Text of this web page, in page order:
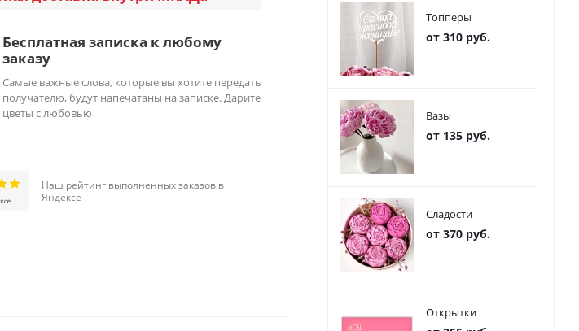
Бесплатная записка к любому
заказу
Самые важные слова, которые вы хотите передать
получателю, будут напечатаны на записке. Дарите
цветы с любовью
Наш рейтинг выполненных заказов в
Яндексе
Топперы
от 310 руб.
Вазы
от 135 руб.
Сладости
от 370 руб.
Открытки